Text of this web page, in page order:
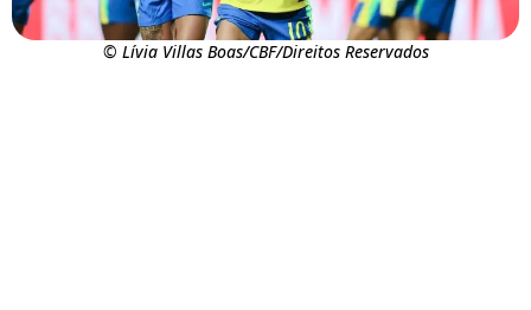
© Lívia Villas Boas/CBF/Direitos Reservados